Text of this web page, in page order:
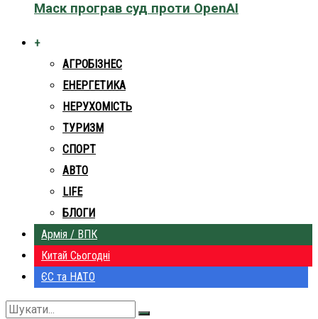
Маск програв суд проти OpenAI
+
АГРОБІЗНЕС
ЕНЕРГЕТИКА
НЕРУХОМІСТЬ
ТУРИЗМ
СПОРТ
АВТО
LIFE
БЛОГИ
Армія / ВПК
Китай Сьогодні
ЄС та НАТО